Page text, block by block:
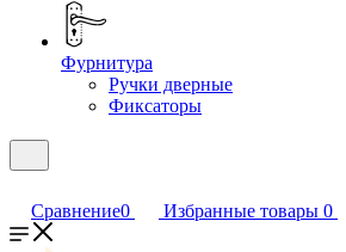
Фурнитура
Ручки дверные
Фиксаторы
Сравнение0 Избранные товары 0